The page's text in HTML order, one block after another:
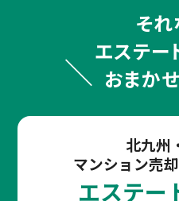
それ
エステー
おまか
北九州
マンション売
エステー